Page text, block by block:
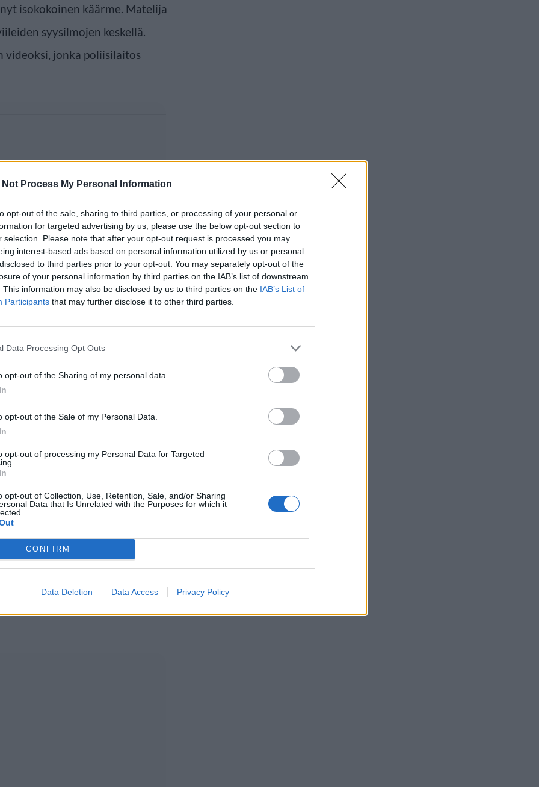
Not Process My Personal Information
opt-out of the sale, sharing to third parties, or processing of your personal or
for targeted advertising by us, please use the below opt-out section to
selection. Please note that after your opt-out request is processed you may
interest-based ads based on personal information utilized by us or personal
to third parties prior to your opt-out. You may separately opt-out of the
of your personal information by third parties on the IAB’s list of downstream
This information may also be disclosed by us to third parties on the IAB’s List of
Participants that may further disclose it to other third parties.
Data Processing Opt Outs
opt-out of the Sharing of my personal data.
opt-out of the Sale of my Personal Data.
opt-out of processing my Personal Data for Targeted
opt-out of Collection, Use, Retention, Sale, and/or Sharing
Data that Is Unrelated with the Purposes for which it
CONFIRM
Data Deletion Data Access Privacy Policy
isokokoinen käärme. Matelija
syysilmojen keskellä.
jonka poliisilaitos
käärmeen
catenifer sayi -laijin
Coloradossa yleinen
käärmelajeihin.
a very large snake out